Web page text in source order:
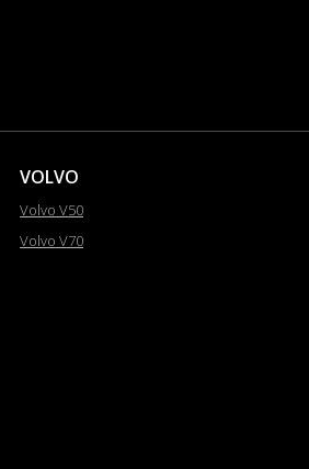
VOLVO
Volvo V50
Volvo V70